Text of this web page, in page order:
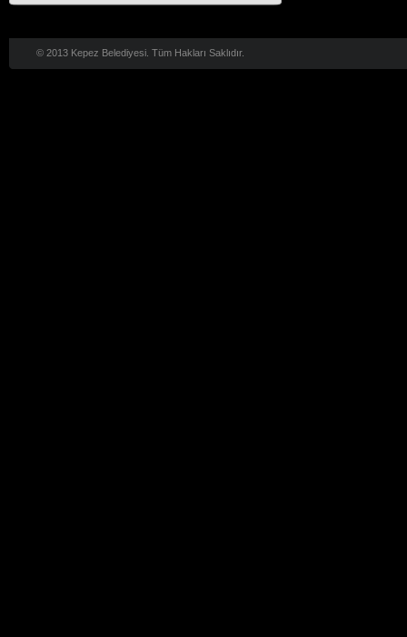
© 2013 Kepez Belediyesi. Tüm Hakları Saklıdır.